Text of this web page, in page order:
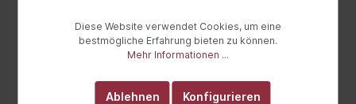
In den Warenkorb
Diese Website verwendet Cookies, um eine
bestmögliche Erfahrung bieten zu können.
Mehr Informationen ...
Ablehnen Konfigurieren